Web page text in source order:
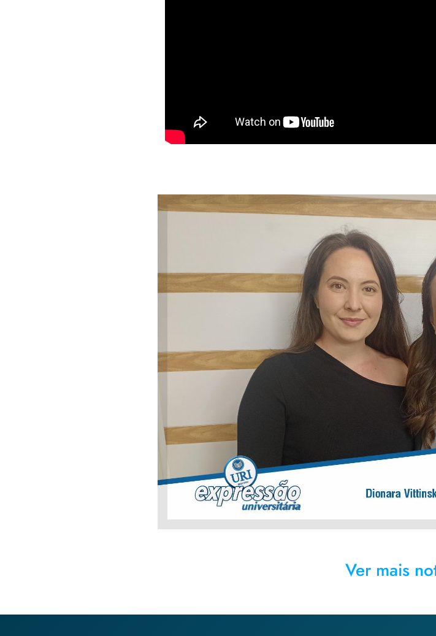
Diplomada em Estética e Cosmética,
em Facialismo na
Ver mais